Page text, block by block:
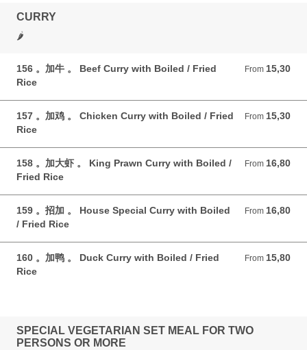
CURRY
🌶️
156 。加牛 。 Beef Curry with Boiled / Fried
Rice
From 15,30
From 15,30 GBP
157 。加鸡 。 Chicken Curry with Boiled / Fried
Rice
From 15,30
From 15,30 GBP
158 。加大虾 。 King Prawn Curry with Boiled /
Fried Rice
From 16,80
From 16,80 GBP
159 。招加 。 House Special Curry with Boiled
/ Fried Rice
From 16,80
From 16,80 GBP
160 。加鸭 。 Duck Curry with Boiled / Fried
Rice
From 15,80
From 15,80 GBP
SPECIAL VEGETARIAN SET MEAL FOR TWO
PERSONS OR MORE